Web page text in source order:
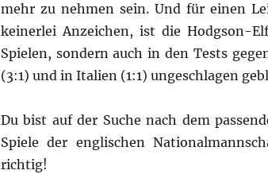
mehr zu nehmen sein. Und für einen
keinerlei Anzeichen, ist die Hodgson-
Spielen, sondern auch in den Tests
(3:1) und in Italien (1:1) ungeschlagen
Du bist auf der Suche nach dem
Spiele der englischen
richtig!